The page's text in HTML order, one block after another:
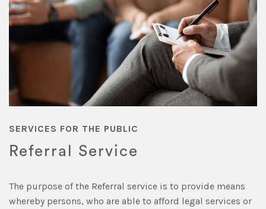
SERVICES FOR THE PUBLIC
Referral Service
The purpose of the Referral service is to provide means
whereby persons, who are able to afford legal services or